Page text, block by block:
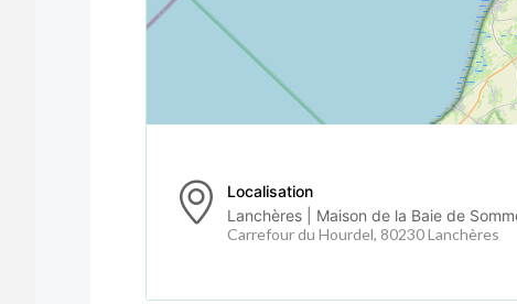
Localisation
Lanchères | Maison de la Baie de
Carrefour du Hourdel, 80230 Lanchères